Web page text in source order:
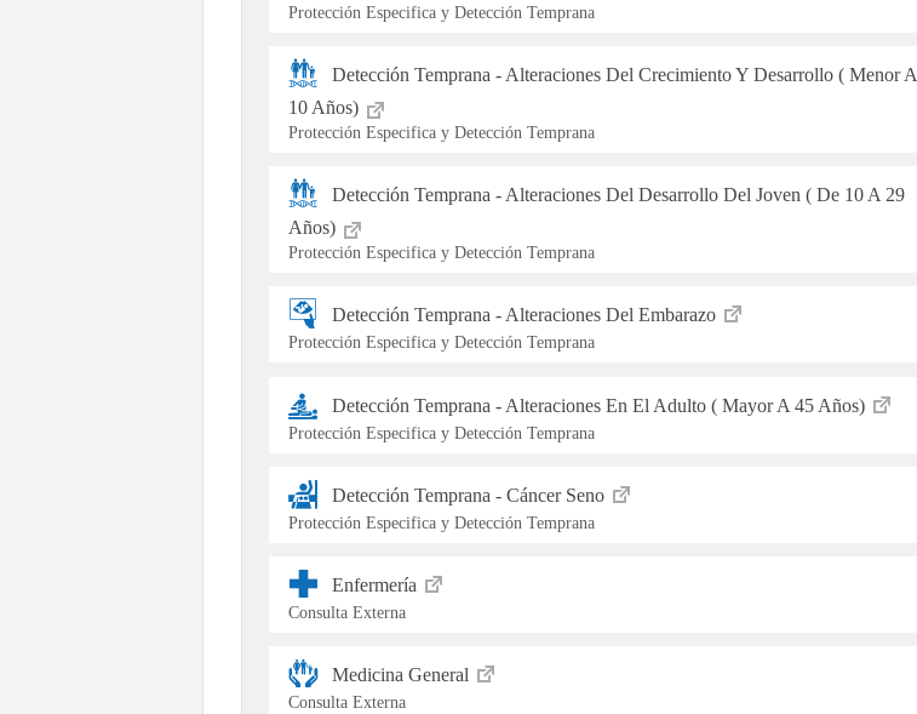
Protección Especifica y Detección Temprana
Detección Temprana - Alteraciones Del Crecimiento Y Desarrollo ( Menor A
10 Años)
Protección Especifica y Detección Temprana
Detección Temprana - Alteraciones Del Desarrollo Del Joven ( De 10 A 29
Años)
Protección Especifica y Detección Temprana
Detección Temprana - Alteraciones Del Embarazo
Protección Especifica y Detección Temprana
Detección Temprana - Alteraciones En El Adulto ( Mayor A 45 Años)
Protección Especifica y Detección Temprana
Detección Temprana - Cáncer Seno
Protección Especifica y Detección Temprana
Enfermería
Consulta Externa
Medicina General
Consulta Externa